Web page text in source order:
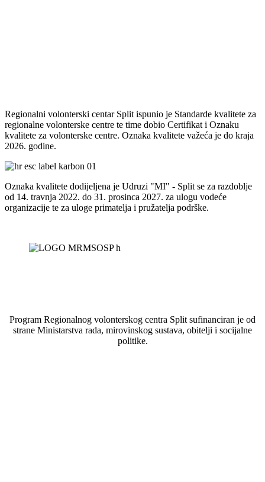
Regionalni volonterski centar Split ispunio je Standarde kvalitete za
regionalne volonterske centre te time dobio Certifikat i Oznaku
kvalitete za volonterske centre. Oznaka kvalitete važeća je do kraja
2026. godine.
Oznaka kvalitete dodijeljena je Udruzi "MI" - Split se za razdoblje
od 14. travnja 2022. do 31. prosinca 2027. za ulogu vodeće
organizacije te za uloge primatelja i pružatelja podrške.
Program Regionalnog volonterskog centra Split sufinanciran je od
strane Ministarstva rada, mirovinskog sustava, obitelji i socijalne
politike.